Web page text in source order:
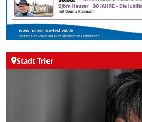
Stadt Trier